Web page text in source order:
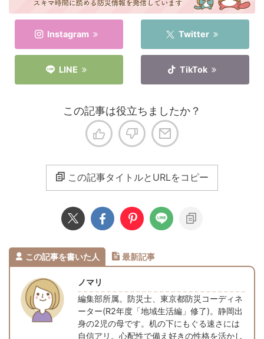
Instagram Twitter
LINE TikTok
この記事は役立ちましたか？
この記事タイトルとURLをコピー
この記事を書いた人 最新記事
ノマリ
編集部所属。防災士、東京都防災コーディネ
ーター(R2年度「地域生活編」修了)。静岡出
身の2児の母です。机の下にもぐる速さには
自信アリ。心配性で備え好きの性格を活かし